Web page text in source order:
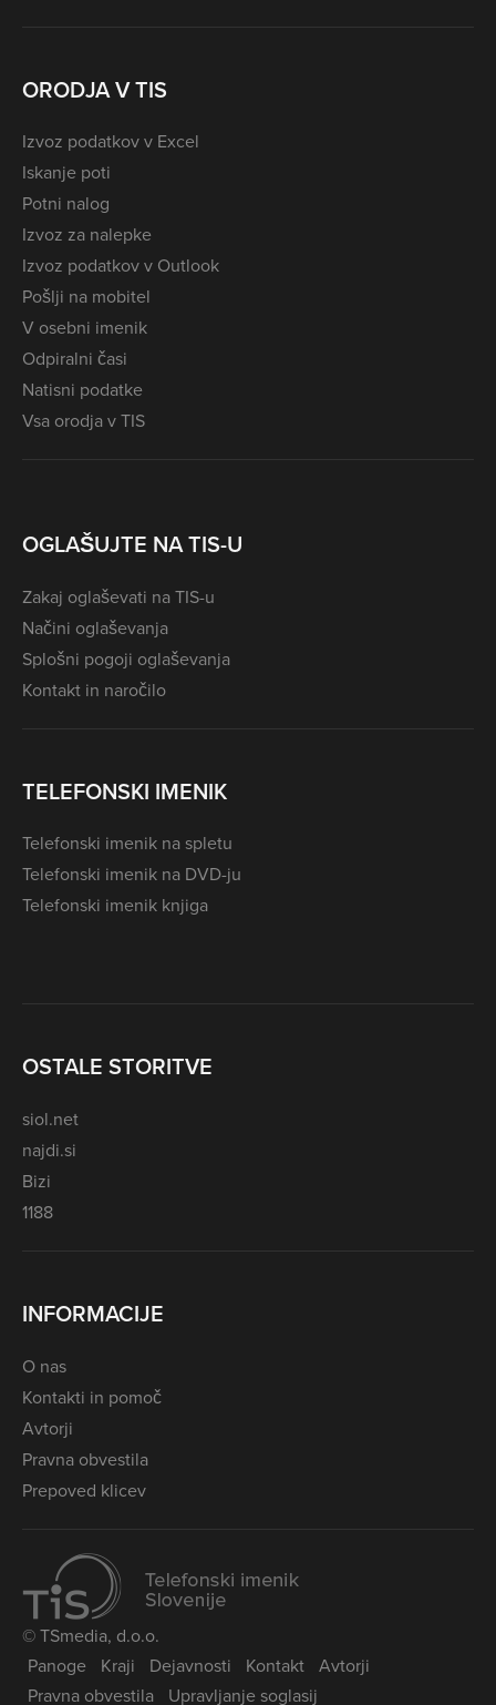
ORODJA V TIS
Izvoz podatkov v Excel
Iskanje poti
Potni nalog
Izvoz za nalepke
Izvoz podatkov v Outlook
Pošlji na mobitel
V osebni imenik
Odpiralni časi
Natisni podatke
Vsa orodja v TIS
OGLAŠUJTE NA TIS-U
Zakaj oglaševati na TIS-u
Načini oglaševanja
Splošni pogoji oglaševanja
Kontakt in naročilo
TELEFONSKI IMENIK
Telefonski imenik na spletu
Telefonski imenik na DVD-ju
Telefonski imenik knjiga
OSTALE STORITVE
siol.net
najdi.si
Bizi
1188
INFORMACIJE
O nas
Kontakti in pomoč
Avtorji
Pravna obvestila
Prepoved klicev
© TSmedia, d.o.o.
Panoge
Kraji Dejavnosti Kontakt Avtorji
Pravna obvestila
Upravljanje soglasij